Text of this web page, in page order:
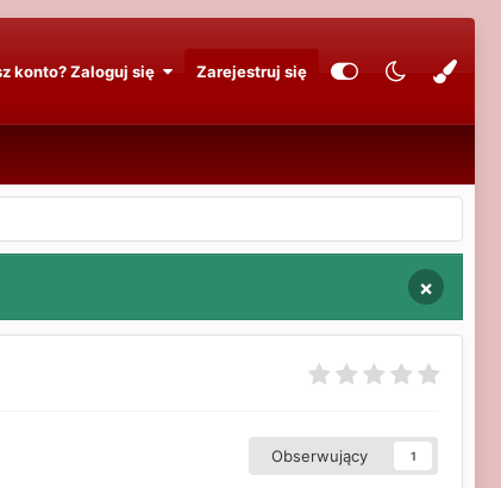
konto? Zaloguj się Zarejestruj się
×
Obserwujący 1